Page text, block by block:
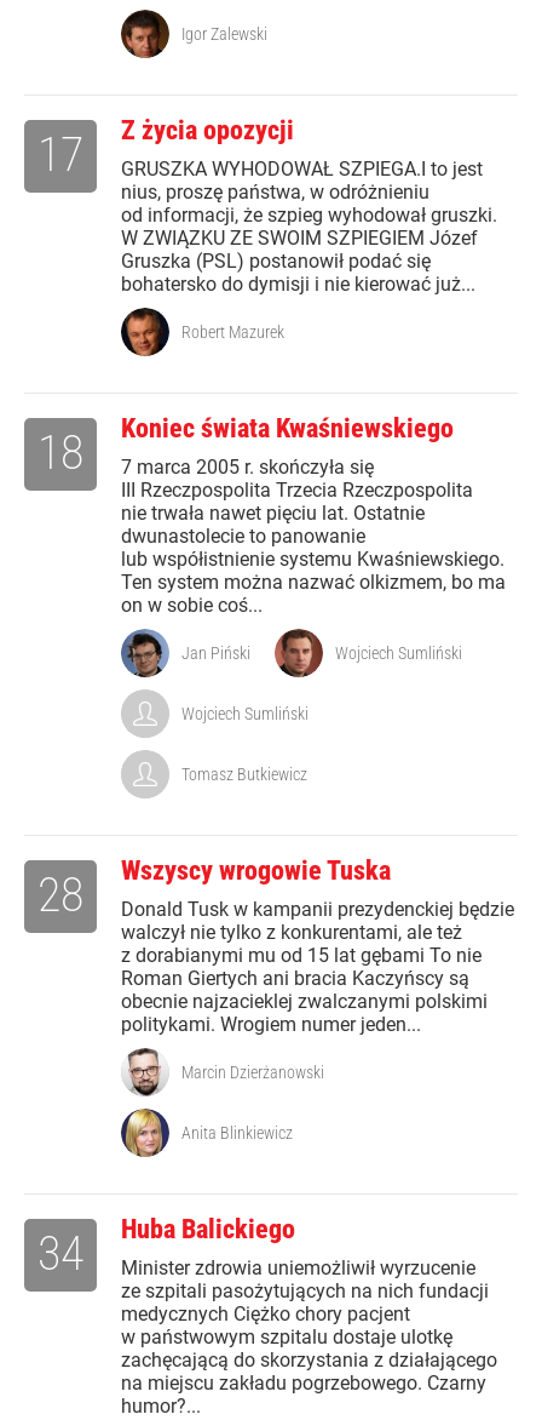
Igor Zalewski
Z życia opozycji
GRUSZKA WYHODOWAŁ SZPIEGA.I to jest
nius, proszę państwa, w odróżnieniu
od informacji, że szpieg wyhodował gruszki.
W ZWIĄZKU ZE SWOIM SZPIEGIEM Józef
Gruszka (PSL) postanowił podać się
bohatersko do dymisji i nie kierować już...
17
Robert Mazurek
Koniec świata Kwaśniewskiego
7 marca 2005 r. skończyła się
III Rzeczpospolita Trzecia Rzeczpospolita
nie trwała nawet pięciu lat. Ostatnie
dwunastolecie to panowanie
lub współistnienie systemu Kwaśniewskiego.
Ten system można nazwać olkizmem, bo ma
on w sobie coś...
18
Jan Piński Wojciech Sumliński
Wojciech Sumliński
Tomasz Butkiewicz
Wszyscy wrogowie Tuska
Donald Tusk w kampanii prezydenckiej będzie
walczył nie tylko z konkurentami, ale też
z dorabianymi mu od 15 lat gębami To nie
Roman Giertych ani bracia Kaczyńscy są
obecnie najzacieklej zwalczanymi polskimi
politykami. Wrogiem numer jeden...
28
Marcin Dzierżanowski
Anita Blinkiewicz
Huba Balickiego
Minister zdrowia uniemożliwił wyrzucenie
ze szpitali pasożytujących na nich fundacji
medycznych Ciężko chory pacjent
w państwowym szpitalu dostaje ulotkę
zachęcającą do skorzystania z działającego
na miejscu zakładu pogrzebowego. Czarny
humor?...
34